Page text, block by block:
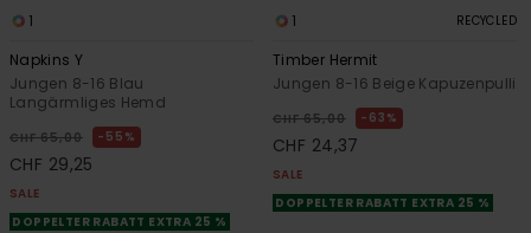
1
Napkins Y
Jungen 8-16 Blau
Langärmliges Hemd
CHF 65,00 55%
CHF 29,25
SALE
DOPPELTER RABATT EXTRA 25 %
1 RECYCLED
Timber Hermit
Jungen 8-16 Beige Kapuzenpulli
CHF 65,00 63%
CHF 24,37
SALE
DOPPELTER RABATT EXTRA 25 %